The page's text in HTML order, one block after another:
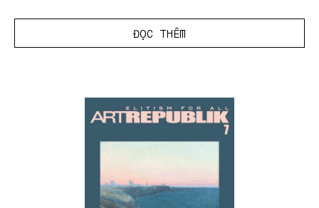
ĐỌC THÊM